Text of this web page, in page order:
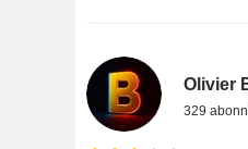
Olivier
329